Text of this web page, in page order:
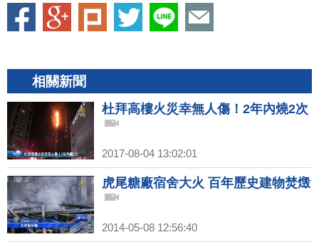
相關新聞
杜拜高樓火災幸無人傷！2年內燒2次
2017-08-04 13:02:01
虎尾糖廠宿舍大火 百年歷史建物焚燬
2014-05-08 12:56:40